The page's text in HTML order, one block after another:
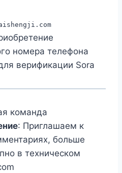
номера телефона
верификации Sora
команда
: Приглашаем к
больше
в техническом